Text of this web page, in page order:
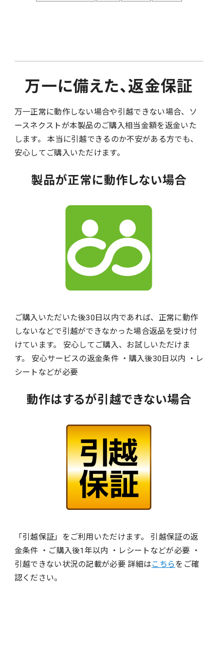
万一に備えた、返金保証
万一正常に動作しない場合や引越できない場合、ソ
ースネクストが本製品のご購入相当金額を返金いた
します。 本当に引越できるのか不安がある方でも、
安心してご購入いただけます。
製品が正常に動作しない場合
ご購入いただいた後30日以内であれば、正常に動作
しないなどで引越ができなかった場合返品を受け付
けています。 安心してご購入、お試しいただけま
す。 安心サービスの返金条件 ・購入後30日以内 ・レ
シートなどが必要
動作はするが引越できない場合
「引越保証」をご利用いただけます。 引越保証の返
金条件 ・ご購入後1年以内 ・レシートなどが必要 ・
引越できない状況の記載が必要 詳細はこちらをご確
認ください。